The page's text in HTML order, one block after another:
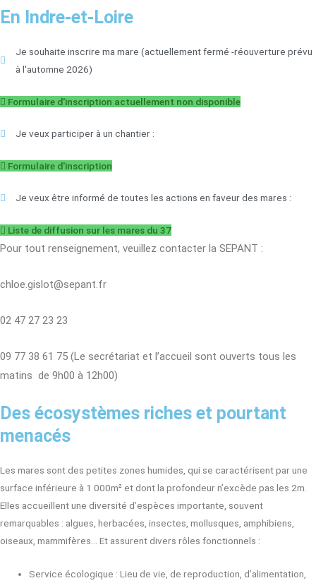
En Indre-et-Loire
Je souhaite inscrire ma mare (actuellement fermé -réouverture prévu
à l'automne 2026)
Formulaire d'inscription actuellement non disponible
Je veux participer à un chantier :
Formulaire d'inscription
Je veux être informé de toutes les actions en faveur des mares :
Liste de diffusion sur les mares du 37
Pour tout renseignement, veuillez contacter la SEPANT :
chloe.gislot@sepant.fr
02 47 27 23 23
09 77 38 61 75 (Le secrétariat et l’accueil sont ouverts tous les
matins de 9h00 à 12h00)
Des écosystèmes riches et pourtant
menacés
Les mares sont des petites zones humides, qui se caractérisent par une
surface inférieure à 1 000m² et dont la profondeur n’excède pas les 2m.
Elles accueillent une diversité d’espèces importante, souvent
remarquables : algues, herbacées, insectes, mollusques, amphibiens,
oiseaux, mammifères… Et assurent divers rôles fonctionnels :
Service écologique : Lieu de vie, de reproduction, d’alimentation,